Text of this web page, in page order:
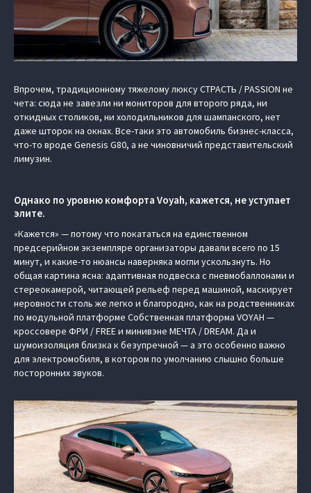
Впрочем, традиционному тяжелому люксу СТРАСТЬ / PASSION не
чета: сюда не завезли ни мониторов для второго ряда, ни
откидных столиков, ни холодильников для шампанского, нет
даже шторок на окнах. Все-таки это автомобиль бизнес-класса,
что-то вроде Genesis G80, а не чиновничий представительский
лимузин.
Однако по уровню комфорта Voyah, кажется, не уступает
элите.
«Кажется» — потому что покататься на единственном
предсерийном экземпляре организаторы давали всего по 15
минут, и какие-то нюансы наверняка могли ускользнуть. Но
общая картина ясна: адаптивная подвеска с пневмобаллонами и
стереокамерой, читающей рельеф перед машиной, маскирует
неровности столь же легко и благородно, как на родственниках
по модульной платформе Cобственная платформа VOYAH —
кроссовере ФРИ / FREE и минивэне МЕЧТА / DREAM. Да и
шумоизоляция близка к безупречной — а это особенно важно
для электромобиля, в котором по умолчанию слышно больше
посторонних звуков.